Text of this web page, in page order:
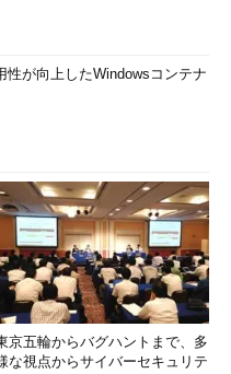
性が向上したWindowsコンテナ
京五輪からバグハントまで、多
な視点からサイバーセキュリテ